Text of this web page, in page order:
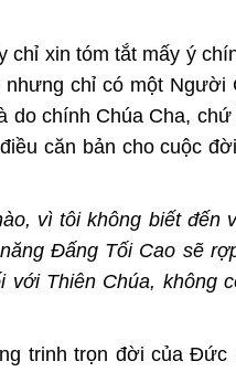
chỉ xin tóm tắt mấy ý
chỉ có một Người
do chính Chúa Cha, chứ
căn bản cho cuộc
vì tôi không biết đến
Đấng Tối Cao sẽ
với Thiên Chúa, không
trinh trọn đời của Ðức